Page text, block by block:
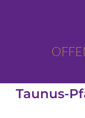
Taunus-